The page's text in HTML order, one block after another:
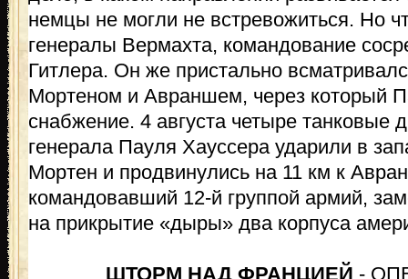
немцы не могли не встревожиться. Но
генералы Вермахта, командование
Гитлера. Он же пристально
Мортеном и Авраншем, через который
снабжение. 4 августа четыре танковые
генерала Пауля Хауссера ударили в
Мортен и продвинулись на 11 км к
командовавший 12-й группой армий,
на прикрытие «дыры» два корпуса
ШТОРМ НАД ФРАНЦИЕЙ -